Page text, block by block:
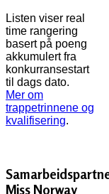
Listen viser real
time rangering
basert på poeng
akkumulert fra
konkurransestart
til dags dato.
Mer om
trappetrinnene og
kvalifisering.
Miss Norway